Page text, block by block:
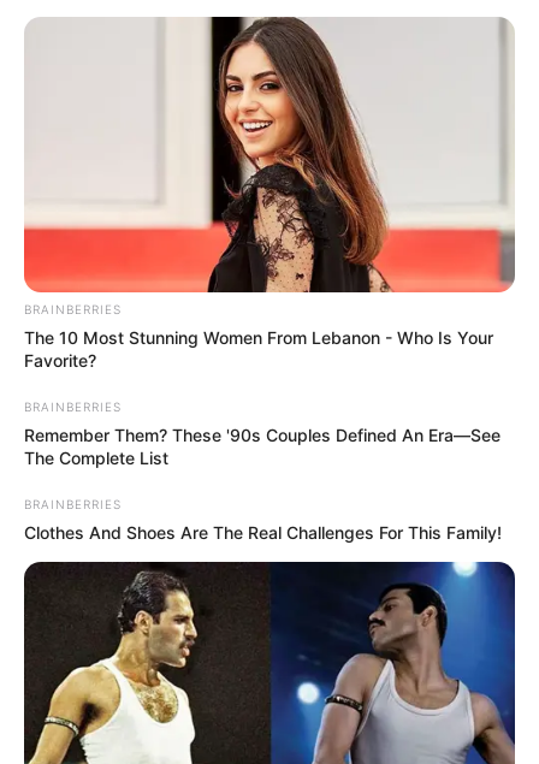
Οι υπεύθυνοι, οι οποίοι καταδύονταν χωρίς
τις απαραίτητες άδειες και παραβίαζαν τη
νομοθεσία περί αλιείας, δεν γλίτωσαν από την
αυστηρή επιτήρηση των Αρχών.
Συνολικά, καταγράφηκαν έξι αλιευτικές
παραβάσεις, ενώ οι εμπλεκόμενοι
βρίσκονται πλέον αντιμέτωποι με βαριά
πρόστιμα και τις αντίστοιχες διοικητικές
κυρώσεις.
Οι λιμενικοί ξεκαθάρισαν πως δεν θα υπάρξει
καμία ανοχή απέναντι σε όσους καταστρέφουν
το θαλάσσιο οικοσύστημα με παράνομες
πρακτικές.
Οι έλεγχοι θα συνεχιστούν με αμείωτη ένταση
σε όλη την περιοχή, τόσο για την
καταπολέμηση της παράνομης αλιείας όσο και
για την προστασία των θαλάσσιων πόρων.
Περισσότερα νέα από την Εύβοια
BRAINBERRIES
The 10 Most Stunning Women From Lebanon - Who Is Your
Favorite?
BRAINBERRIES
Remember Them? These '90s Couples Defined An Era—See
The Complete List
BRAINBERRIES
Clothes And Shoes Are The Real Challenges For This Family!